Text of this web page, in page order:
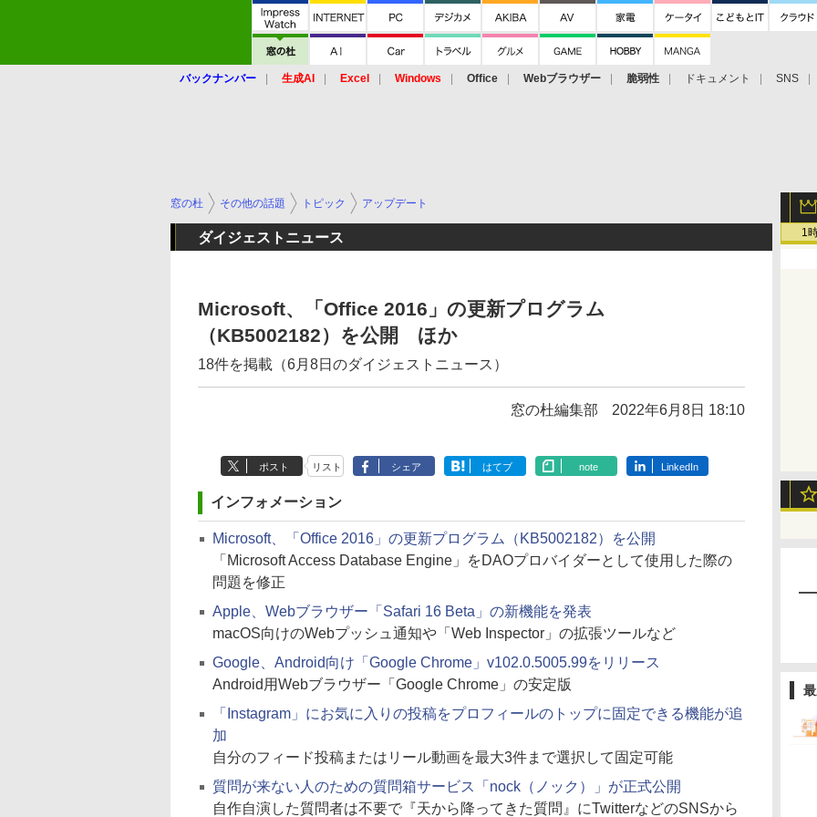
バックナンバー 生成AI Excel Windows Office Webブラウザー 脆弱性 ドキュメント SNS
1
窓の杜 その他の話題 トピック アップデート
ダイジェストニュース
Microsoft、「Office 2016」の更新プログラム
（KB5002182）を公開 ほか
18件を掲載（6月8日のダイジェストニュース）
窓の杜編集部 2022年6月8日 18:10
ポスト リスト シェア はてブ note LinkedIn
インフォメーション
Microsoft、「Office 2016」の更新プログラム（KB5002182）を公開
「Microsoft Access Database Engine」をDAOプロバイダーとして使用した際の
問題を修正
Apple、Webブラウザー「Safari 16 Beta」の新機能を発表
macOS向けのWebプッシュ通知や「Web Inspector」の拡張ツールなど
Google、Android向け「Google Chrome」v102.0.5005.99をリリース
Android用Webブラウザー「Google Chrome」の安定版
「Instagram」にお気に入りの投稿をプロフィールのトップに固定できる機能が追
加
自分のフィード投稿またはリール動画を最大3件まで選択して固定可能
質問が来ない人のための質問箱サービス「nock（ノック）」が正式公開
自作自演した質問者は不要で『天から降ってきた質問』にTwitterなどのSNSから